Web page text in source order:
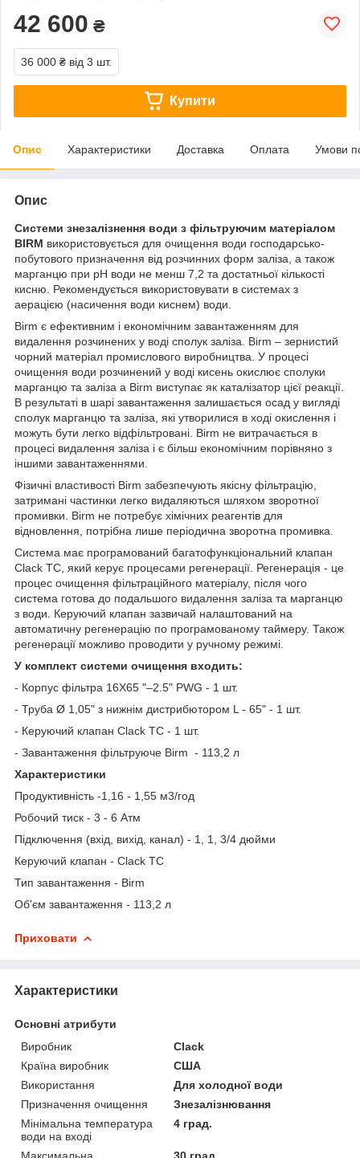
42 600 ₴
36 000 ₴ від 3 шт.
Купити
Опис Характеристики Доставка Оплата Умови
Опис
Системи знезалізнення води з фільтруючим матеріалом
BIRM використовується для очищення води господарсько-
побутового призначення від розчинних форм заліза, а також
марганцю при рН води не менш 7,2 та достатньої кількості
кисню. Рекомендується використовувати в системах з
аерацією (насичення води киснем) води.
Birm є ефективним і економічним завантаженням для
видалення розчинених у воді сполук заліза. Birm – зернистий
чорний матеріал промислового виробництва. У процесі
очищення води розчинений у воді кисень окислює сполуки
марганцю та заліза а Birm виступає як каталізатор цієї реакції.
В результаті в шарі завантаження залишається осад у вигляді
сполук марганцю та заліза, які утворилися в ході окислення і
можуть бути легко відфільтровані. Birm не витрачається в
процесі видалення заліза і є більш економічним порівняно з
іншими завантаженнями.
Фізичні властивості Birm забезпечують якісну фільтрацію,
затримані частинки легко видаляються шляхом зворотної
промивки. Birm не потребує хімічних реагентів для
відновлення, потрібна лише періодична зворотна промивка.
Система має програмований багатофункціональний клапан
Clack TC, який керує процесами регенерації. Регенерація - це
процес очищення фільтраційного матеріалу, після чого
система готова до подальшого видалення заліза та марганцю
з води. Керуючий клапан зазвичай налаштований на
автоматичну регенерацію по програмованому таймеру. Також
регенерації можливо проводити у ручному режимі.
У комплект системи очищення входить:
- Корпус фільтра 16X65 "–2.5" PWG - 1 шт.
- Труба Ø 1,05" з нижнім дистрибютором L - 65" - 1 шт.
- Керуючий клапан Clack TC - 1 шт.
- Завантаження фільтруюче Birm - 113,2 л
Характеристики
Продуктивність -1,16 - 1,55 м3/год
Робочий тиск - 3 - 6 Атм
Підключення (вхід, вихід, канал) - 1, 1, 3/4 дюйми
Керуючий клапан - Clack TC
Тип завантаження - Birm
Об'єм завантаження - 113,2 л
Приховати
Характеристики
Основні атрибути
Виробник
Clack
Країна виробник
США
Використання
Для холодної води
Призначення очищення
Знезалізнювання
Мінімальна температура
води на вході
4 град.
Максимальна
30 град.